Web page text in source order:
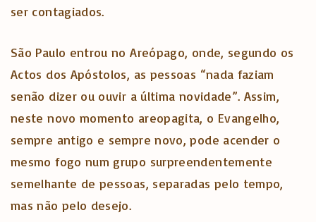
ser contagiados.
São Paulo entrou no Areópago, onde, segundo os
Actos dos Apóstolos, as pessoas “nada faziam
senão dizer ou ouvir a última novidade”. Assim,
neste novo momento areopagita, o Evangelho,
sempre antigo e sempre novo, pode acender o
mesmo fogo num grupo surpreendentemente
semelhante de pessoas, separadas pelo tempo,
mas não pelo desejo.